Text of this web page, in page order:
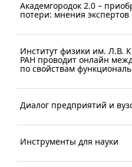
Академгородок 2.0 –
потери: мнения экспертов
Институт физики им. Л.В.
РАН проводит онлайн
по свойствам
Диалог предприятий и
Инструменты для науки